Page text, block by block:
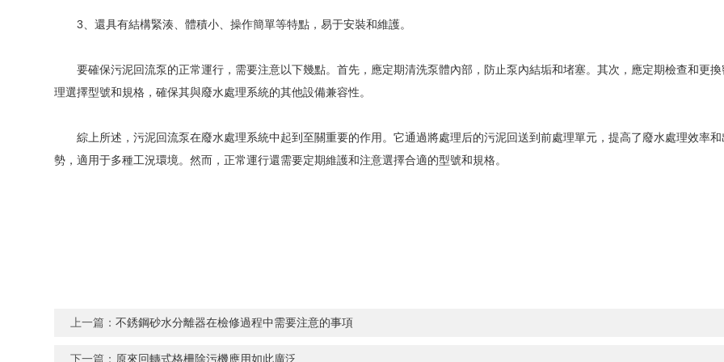
3、還具有結構緊湊、體積小、操作簡單等特點，易于安裝和維護。
要確保污泥回流泵的正常運行，需要注意以下幾點。首先，應定期清洗泵體內部，防止泵內結垢和堵塞。其次，應定期檢查和更
理選擇型號和規格，確保其與廢水處理系統的其他設備兼容性。
綜上所述，污泥回流泵在廢水處理系統中起到至關重要的作用。它通過將處理后的污泥回送到前處理單元，提高了廢水處理效率
勢，適用于多種工況環境。然而，正常運行還需要定期維護和注意選擇合適的型號和規格。
上一篇：不銹鋼砂水分離器在檢修過程中需要注意的事項
下一篇： 原來回轉式格柵除污機應用如此廣泛